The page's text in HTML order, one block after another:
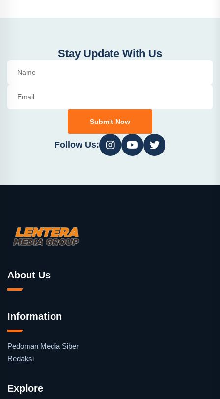
Stay Update With Us
Submit Now
Follow Us:
About Us
Information
Pedoman Media Siber
Redaksi
Explore